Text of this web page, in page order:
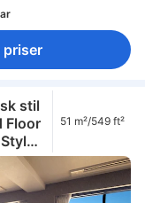
stil
Floor
51 m²/549 ft²